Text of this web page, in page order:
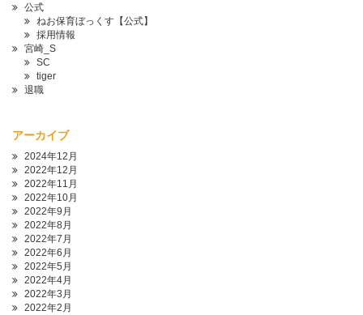
公式
ねお保育ぼっくす【公式】
採用情報
宮崎_S
SC
tiger
退職
アーカイブ
2024年12月
2022年12月
2022年11月
2022年10月
2022年9月
2022年8月
2022年7月
2022年6月
2022年5月
2022年4月
2022年3月
2022年2月